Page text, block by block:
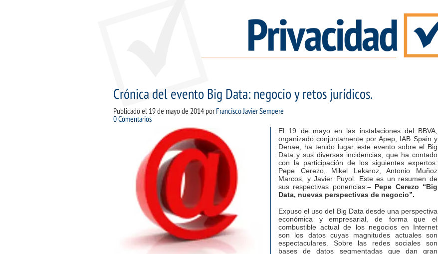
Crónica del evento Big Data: negocio y retos jurídicos.
Publicado el 19 de mayo de 2014 porFrancisco Javier Sempere
0 Comentarios
El 19 de mayo en las instalaciones del BBVA,
organizado conjuntamente por Apep, IAB Spain y
Denae, ha tenido lugar este evento sobre el Big
Data y sus diversas incidencias, que ha contado
con la participación de los siguientes expertos:
Pepe Cerezo, Mikel Lekaroz, Antonio Muñoz
Marcos, y Javier Puyol. Este es un resumen de
sus respectivas ponencias:– Pepe Cerezo “Big
Data, nuevas perspectivas de negocio”.
Expuso el uso del Big Data desde una perspectiva
económica y empresarial, de forma que el
combustible actual de los negocios en Internet
son los datos cuyas magnitudes actuales son
espectaculares. Sobre las redes sociales son
bases de datos segmentadas que dan gran